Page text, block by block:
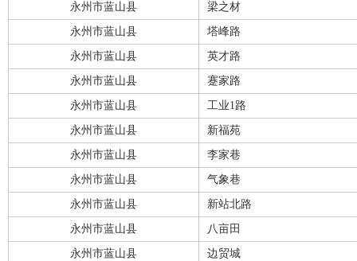
永州市蓝山县 梁之材
永州市蓝山县 塔峰路
永州市蓝山县 英才路
永州市蓝山县 蹇家路
永州市蓝山县 工业1路
永州市蓝山县 新福苑
永州市蓝山县 李家巷
永州市蓝山县 气象巷
永州市蓝山县 新站北路
永州市蓝山县 八亩田
永州市蓝山县 边贸城